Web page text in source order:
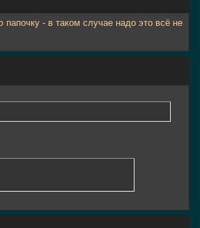
- в таком случае надо это всё не